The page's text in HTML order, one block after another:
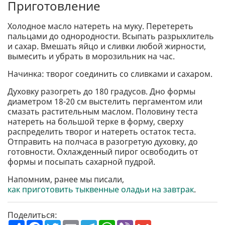
Приготовление
Холодное масло натереть на муку. Перетереть
пальцами до однородности. Всыпать разрыхлитель
и сахар. Вмешать яйцо и сливки любой жирности,
вымесить и убрать в морозильник на час.
Начинка: творог соединить со сливками и сахаром.
Духовку разогреть до 180 градусов. Дно формы
диаметром 18-20 см выстелить пергаментом или
смазать растительным маслом. Половину теста
натереть на большой терке в форму, сверху
распределить творог и натереть остаток теста.
Отправить на полчаса в разогретую духовку, до
готовности. Охлажденный пирог освободить от
формы и посыпать сахарной пудрой.
Напомним, ранее мы писали,
как приготовить тыквенные оладьи на завтрак.
Поделиться: